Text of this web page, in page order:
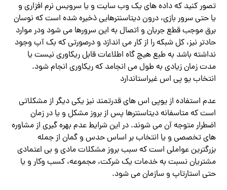
تصور کنید که داده های یک وب سایت و یا سرویس نرم افزاری و
یا حتی سرور بازی، درون دیتاسنترهایی ذخیره شده است که نوسان
برق موجب قطع جریان و اتصال به این سرورها می شود ودر موارد
حادتر نیز، کل شبکه را از کار می اندازد و درصورتی که بک آپ وجود
نداشته باشد به طبع هیچ گاه اطلاعات قابل ریکاوری نیست یا
مدت زمان زیادی به طول می انجامد که ریکاوری انجام شود.
انتخاب یو پی اس غیراستاندارد
عدم استفاده از یوپی اس های قدرتمند نیز یکی دیگر از مشکلاتی
است که متاسفانه دیتاسنترها پس از بروز مشکل و یا در زمان
اضطرار متوجه آن می شوند. در این شرایط عدم بهره گیری از مشاوره
های تخصصی و یا انتخاب بر اساس حدس و گمان از جمله
بزرگترین عواملی است که سبب بروز مشکلات مادی و بی اعتمادی
مشتریان نسبت به خدمات یک شرکت، مجموعه، کسب وکار و یا
حتی استارتاپ و سازمان می شود.